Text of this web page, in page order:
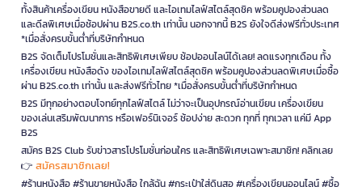
ทั้งสินค้าเครื่องเขียน หนังสือขายดี และไอเทมไลฟ์สไตล์สุดชิค พร้อมคูปองส่วนลด
และดีลพิเศษเมื่อช้อปผ่าน B2S.co.th เท่านั้น นอกจากนี้ B2S ยังใจดีส่งฟรีทั่วประเทศ
*เมื่อสั่งครบขั้นต่ำที่บริษัทกำหนด
B2S จัดเต็มโปรโมชั่นและสิทธิพิเศษเพียบ ช้อปออนไลน์ได้เลย! ลดแรงทุกเดือน ทั้ง
เครื่องเขียน หนังสือดัง ของไอเทมไลฟ์สไตล์สุดชิค พร้อมคูปองส่วนลดพิเศษเมื่อซื้อ
ผ่าน B2S.co.th เท่านั้น และส่งฟรีทั่วไทย *เมื่อสั่งครบขั้นต่ำที่บริษัทกำหนด
B2S มีทุกอย่างตอบโจทย์ทุกไลฟ์สไตล์ ไม่ว่าจะเป็นอุปกรณ์อ่านเขียน เครื่องเขียน
ของเล่นเสริมพัฒนาการ หรือเฟอร์นิเจอร์ ช้อปง่าย สะดวก ทุกที่ ทุกเวลา แค่มี App
B2S
สมัคร B2S Club รับข่าวสารโปรโมชั่นก่อนใคร และสิทธิพิเศษเฉพาะสมาชิก! คลิกเลย
👉 สมัครสมาชิกเลย!
#ร้านหนังสือ #ร้านขายหนังสือ ใกล้ฉัน #กระเป๋าใส่ดินสอ #เครื่องเขียนออนไลน์ #ซื้อ